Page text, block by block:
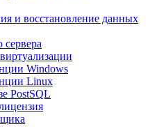
и восстановление данных
сервера
Windows
Linux
PostSQL